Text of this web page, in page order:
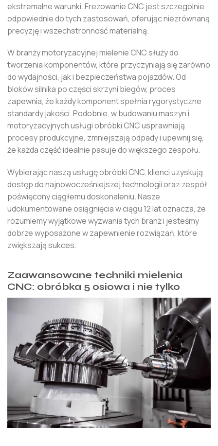
ekstremalne warunki. Frezowanie CNC jest szczególnie
odpowiednie do tych zastosowań, oferując niezrównaną
precyzję i wszechstronność materialną.
W branży motoryzacyjnej mielenie CNC służy do
tworzenia komponentów, które przyczyniają się zarówno
do wydajności, jak i bezpieczeństwa pojazdów. Od
bloków silnika po części skrzyni biegów, proces
zapewnia, że ​​każdy komponent spełnia rygorystyczne
standardy jakości. Podobnie, w budowaniu maszyn i
motoryzacyjnych usługi obróbki CNC usprawniają
procesy produkcyjne, zmniejszają odpady i upewnij się,
że każda część idealnie pasuje do większego zespołu.
Wybierając naszą usługę obróbki CNC, klienci uzyskują
dostęp do najnowocześniejszej technologii oraz zespół
poświęcony ciągłemu doskonaleniu. Nasze
udokumentowane osiągnięcia w ciągu 12 lat oznacza, że ​​
rozumiemy wyjątkowe wyzwania tych branż i jesteśmy
dobrze wyposażone w zapewnienie rozwiązań, które
zwiększają sukces.
Zaawansowane techniki mielenia
CNC: obróbka 5 osiowa i nie tylko